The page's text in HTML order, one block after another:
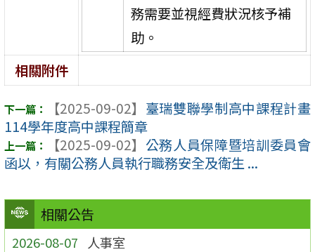
相關公告
2026-08-07 人事室
務需要並視經費狀況核予補
助。
相關附件
【2025-09-02】 臺瑞雙聯學制高中課程計畫
114學年度高中課程簡章
【2025-09-02】 公務人員保障暨培訓委員會
函以，有關公務人員執行職務安全及衛生 ...